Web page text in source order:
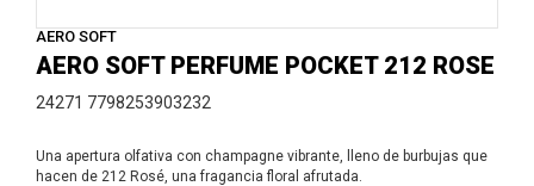
AERO SOFT
AERO SOFT PERFUME POCKET 212 ROSE
24271 7798253903232
Una apertura olfativa con champagne vibrante, lleno de burbujas que
hacen de 212 Rosé, una fragancia floral afrutada.